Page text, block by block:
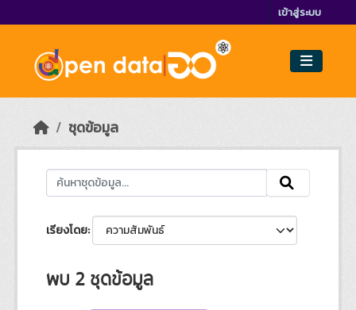
เข้าสู่ระบบ
ชุดข้อมูล
เรียงโดย
พบ 2 ชุดข้อมูล